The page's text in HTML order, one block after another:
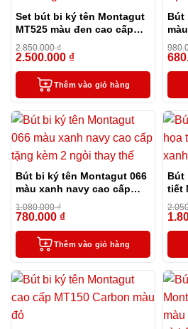
Set bút bi ký tên Montagut
MT525 màu đen cao cấp
kèm 2 ngòi và bao da
2.850.000₫
2.500.000 ₫
Thêm vào giỏ hàng
Bút
Bút bi ký tên Montagut 066
màu xanh navy cao cấp
tặng kèm 2 ngòi thay thế
1.080.000₫
780.000 ₫
Thêm vào giỏ hàng
Bút
tiết